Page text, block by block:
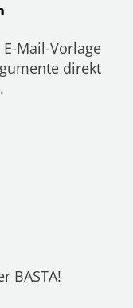
Mail-Vorlage
direkt
BASTA!